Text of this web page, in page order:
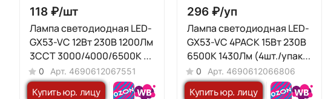
118 ₽/шт
Лампа светодиодная LED-
GX53-VC 12Вт 230В 1200Лм
3ССТ 3000/4000/6500К с
переключателем на лампе
IN HOME
0 Арт. 4690612067551
Купить юр. лицу
296 ₽/уп
Лампа светодиодная LED-
GX53-VC 4PACK 15Вт 230В
6500К 1430Лм (4шт./упак.)
IN HOME
0 Арт. 4690612066806
Купить юр. лицу